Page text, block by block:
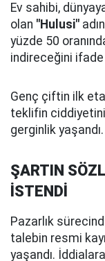
Ev sahibi,
olan "Hulusi"
yüzde 50
indireceğini
Genç çiftin ilk
teklifin
gerginlik yaşandı.
ŞARTIN
İSTENDİ
Pazarlık
talebin resmi
yaşandı.